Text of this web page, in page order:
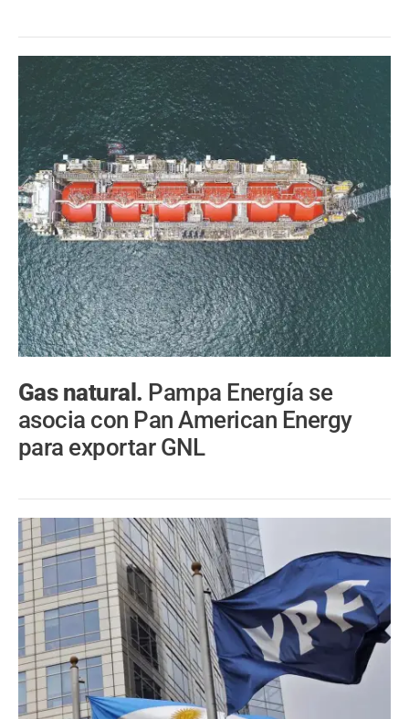
Gas natural. Pampa Energía se
asocia con Pan American Energy
para exportar GNL